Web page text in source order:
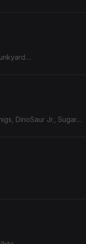
Whigs, DinoSaur Jr., Sugar....